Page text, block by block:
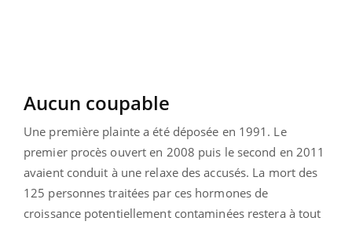
Aucun coupable
Une première plainte a été déposée en 1991. Le
premier procès ouvert en 2008 puis le second en 2011
avaient conduit à une relaxe des accusés. La mort des
125 personnes traitées par ces hormones de
croissance potentiellement contaminées restera à tout